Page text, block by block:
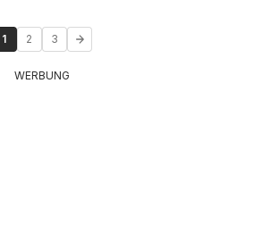
1 2 3
WERBUNG